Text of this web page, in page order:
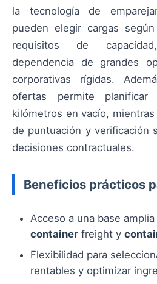
la tecnología de
pueden elegir cargas
requisitos de
dependencia de grandes
corporativas rígidas.
ofertas permite
kilómetros en vacío,
de puntuación y verificación
decisiones contractuales.
Beneficios prácticos
Acceso a una base
container freight y
Flexibilidad para
rentables y optimizar